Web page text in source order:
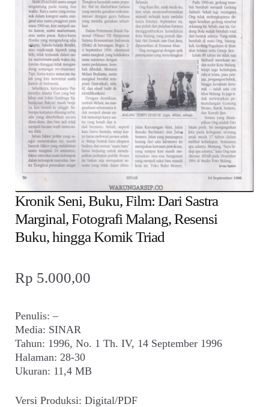
child
menu
Alamat
Rekening
Reseller
Kronik Seni, Buku, Film: Dari Sastra
Marginal, Fotografi Malang, Resensi
Buku, hingga Komik Triad
Rp 5.000,00
Penulis: –
Media: SINAR
Tahun: 1996, No. 1 Th. IV, 14 September 1996
Halaman: 28-30
Ukuran: 11,4 MB
Versi Produksi: Digital/PDF